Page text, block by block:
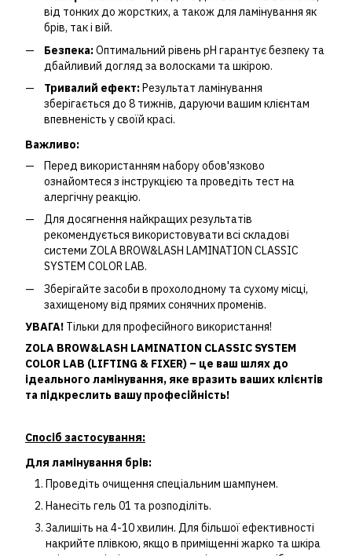
від тонких до жорстких, а також для ламінування як
брів, так і вій.
Безпека:Оптимальний рівень pH гарантує безпеку та
дбайливий догляд за волосками та шкірою.
Тривалий ефект:Результат ламінування
зберігається до 8 тижнів, даруючи вашим клієнтам
впевненість у своїй красі.
Важливо:
Перед використанням набору обов'язково
ознайомтеся з інструкцією та проведіть тест на
алергічну реакцію.
Для досягнення найкращих результатів
рекомендується використовувати всі складові
системи ZOLA BROW&LASH LAMINATION CLASSIC
SYSTEM COLOR LAB.
Зберігайте засоби в прохолодному та сухому місці,
захищеному від прямих сонячних променів.
УВАГА! Тільки для професійного використання!
ZOLA BROW&LASH LAMINATION CLASSIC SYSTEM
COLOR LAB (LIFTING & FIXER) – це ваш шлях до
ідеального ламінування, яке вразить ваших клієнтів
та підкреслить вашу професійність!
Спосіб застосування:
Для ламінування брів:
Проведіть очищення спеціальним шампунем.
Нанесіть гель 01 та розподіліть.
Залишіть на 4-10 хвилин. Для більшої ефективності
накрийте плівкою, якщо в приміщенні жарко та шкіра